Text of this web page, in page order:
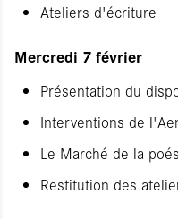
Ateliers d'écriture
Mercredi 7 février
Présentation du
Interventions de
Le Marché de la
Restitution des